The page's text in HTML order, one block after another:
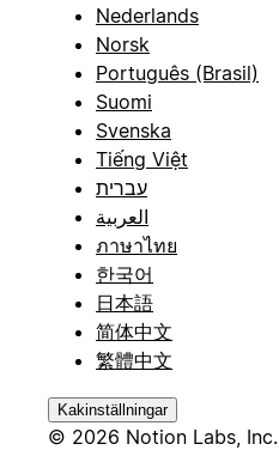
Nederlands
Norsk
Português (Brasil)
Suomi
Svenska
Tiếng Việt
עברית
العربية
ภาษาไทย
한국어
日本語
简体中文
繁體中文
Kakinställningar
© 2026 Notion Labs, Inc.